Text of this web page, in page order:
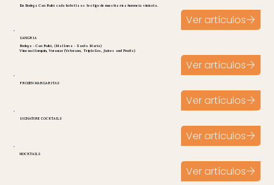
En Bodega Can Rubí cada botella es testigo de nuestra rica herencia vinicola.
Ver artículos
Bodega - Can Rubí, (Mallorca - Santa Maria)
Vino mallorquin, Voramar (Veterano, TripleSec, Juices and Fruits)
SANGRIA
Ver artículos
FROZEN MARGARITAS
Ver artículos
SIGNATURE COCKTAILS
Ver artículos
MOCKTAILS
Ver artículos